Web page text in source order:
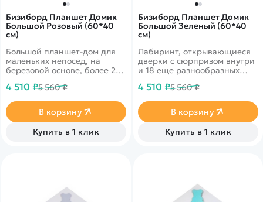
Бизиборд Планшет Домик
Большой Розовый (60*40
см)
Большой планшет-дом для
маленьких непосед, на
березовой основе, более 20
4 510 ₽5 560 ₽
В корзину
Купить в 1 клик
Бизиборд Планшет Домик
Большой Зеленый (60*40
см)
Лабиринт, открывающиеся
дверки с сюрпризом внутри
и 18 еще разнообразных
4 510 ₽5 560 ₽
В корзину
Купить в 1 клик